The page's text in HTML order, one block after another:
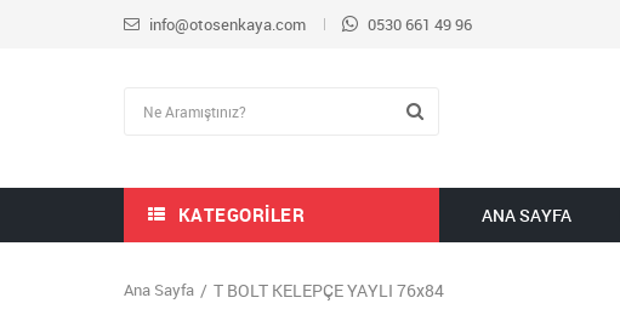
info@otosenkaya.com 0530 661 49 96
KATEGORILER ANA SAYFA
Ana Sayfa T BOLT KELEPÇE YAYLI 76x84